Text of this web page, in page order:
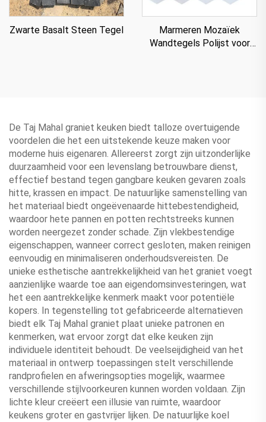
Zwarte Basalt Steen Tegel
Marmeren Mozaïek
Wandtegels Polijst voor
De Taj Mahal graniet keuken biedt talloze overtuigende
voordelen die het een uitstekende keuze maken voor
moderne huis eigenaren. Allereerst zorgt zijn uitzonderlijke
duurzaamheid voor een levenslang betrouwbare dienst,
effectief bestand tegen gangbare keuken gevaren zoals
hitte, krassen en impact. De natuurlijke samenstelling van
het materiaal biedt ongeëvenaarde hittebestendigheid,
waardoor hete pannen en potten rechtstreeks kunnen
worden neergezet zonder schade. Zijn vlekbestendige
eigenschappen, wanneer correct gesloten, maken reinigen
eenvoudig en minimaliseren onderhoudsvereisten. De
unieke esthetische aantrekkelijkheid van het graniet voegt
aanzienlijke waarde toe aan eigendomsinvesteringen, wat
het een aantrekkelijke kenmerk maakt voor potentiële
kopers. In tegenstelling tot gefabriceerde alternatieven
biedt elk Taj Mahal graniet plaat unieke patronen en
kenmerken, wat ervoor zorgt dat elke keuken zijn
individuele identiteit behoudt. De veelseijdigheid van het
materiaal in ontwerp toepassingen stelt verschillende
randprofielen en afweringsopties mogelijk, waarmee
verschillende stijlvoorkeuren kunnen worden voldaan. Zijn
lichte kleur creëert een illusie van ruimte, waardoor
keukens groter en gastvrijer lijken. De natuurlijke koel